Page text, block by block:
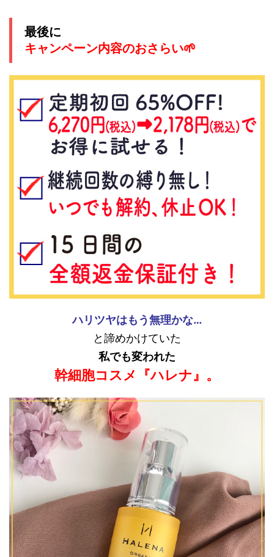
最後に
キャンペーン内容のおさらい🌱
ハリツヤはもう無理かな…
と諦めかけていた
私でも変われた
幹細胞コスメ『ハレナ』。